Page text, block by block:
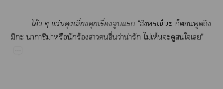
โอ้​ว่​ี่​​ื่​​ “​ณ์น่​​​​​
​​​ิม่​​ร้​​​ื่​ว่​น่​​ไม่​​​​​​”